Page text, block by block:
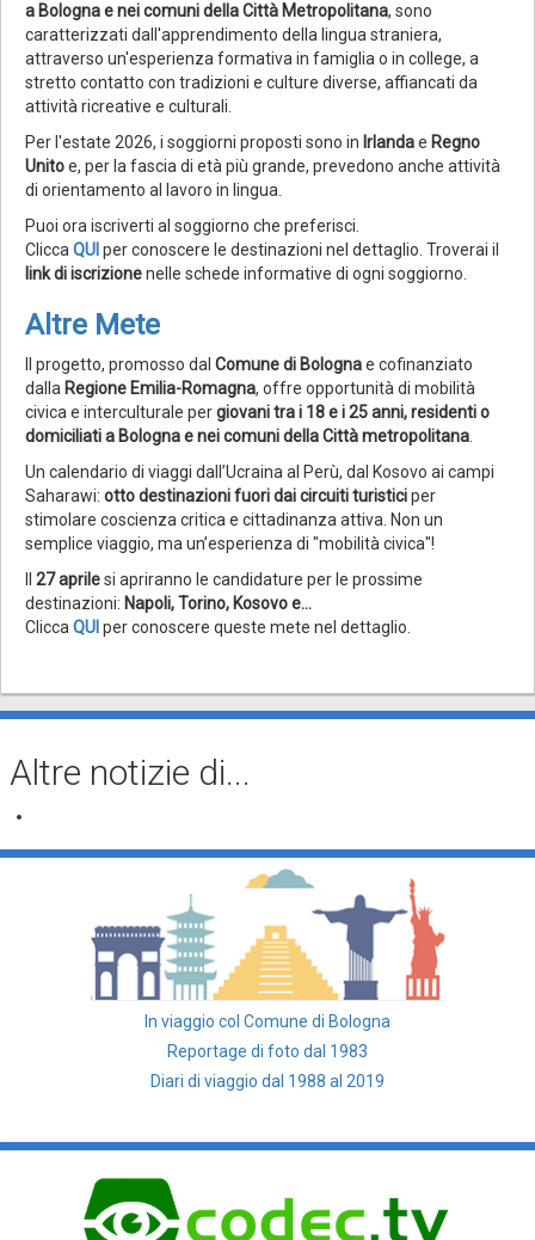
a Bologna e nei comuni della Città Metropolitana, sono
caratterizzati dall'apprendimento della lingua straniera,
attraverso un'esperienza formativa in famiglia o in college, a
stretto contatto con tradizioni e culture diverse, affiancati da
attività ricreative e culturali.
Per l'estate 2026, i soggiorni proposti sono in Irlandae Regno
Unitoe, per la fascia di età più grande, prevedono anche attività
di orientamento al lavoro in lingua.
Puoi ora iscriverti al soggiorno che preferisci.
Clicca QUI per conoscere le destinazioni nel dettaglio. Troverai il
link di iscrizionenelle schede informative di ogni soggiorno.
Altre Mete
Il progetto, promosso dal Comune di Bolognae cofinanziato
dalla Regione Emilia-Romagna, offre opportunità di mobilità
civica e interculturale pergiovani tra i 18 e i 25 anni, residenti o
domiciliati a Bologna e nei comuni della Città metropolitana
Un calendario di viaggi dall’Ucraina al Perù, dal Kosovo ai campi
Saharawi: otto destinazioni fuori dai circuiti turisticiper
stimolare coscienza critica e cittadinanza attiva. Non un
semplice viaggio, ma un’esperienza di "mobilità civica"!
27 aprilesi apriranno le candidature per le prossime
destinazioni: Napoli, Torino, Kosovo e...
Clicca QUI per conoscere queste mete nel dettaglio.
Altre notizie di...
In viaggio col Comune di Bologna
Reportage di foto dal 1983
Diari di viaggio dal 1988 al 2019